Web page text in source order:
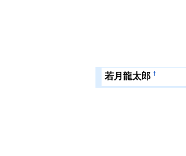
若月龍太郎 †